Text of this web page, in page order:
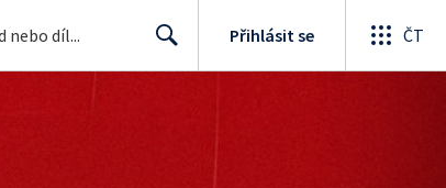
Přihlásit se ČT